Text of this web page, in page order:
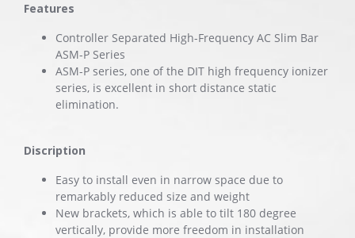
Features
Controller Separated High-Frequency AC Slim Bar
ASM-P Series
ASM-P series, one of the DIT high frequency ionizer
series, is excellent in short distance static
elimination.
Discription
Easy to install even in narrow space due to
remarkably reduced size and weight
New brackets, which is able to tilt 180 degree
vertically, provide more freedom in installation